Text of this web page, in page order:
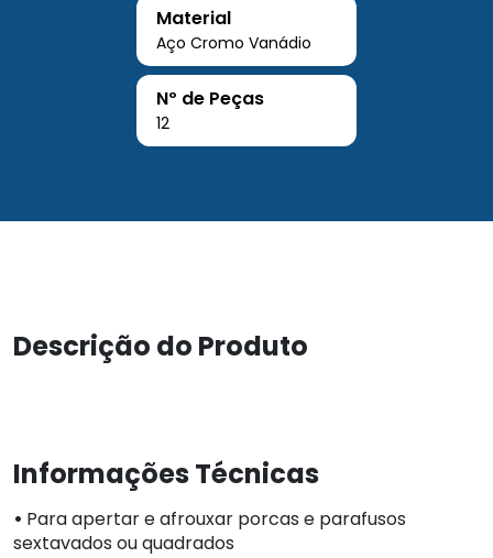
Material
Aço Cromo Vanádio
Nº de Peças
12
Descrição do Produto
Informações Técnicas
• Para apertar e afrouxar porcas e parafusos
sextavados ou quadrados